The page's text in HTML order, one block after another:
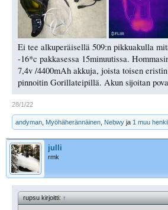
Ei tee alkuperäisellä 509:n pikkuakulla
-16*c pakkasessa 15minuutissa.
7,4v /4400mAh akkuja, joista toisen
pinnoitin Gorillateipillä. Akun sijoitan
28/1/22
andyman Myöhäherännäinen Nebwy ja 1 muu
julli
rmk
rupsu kirjoitti:↑